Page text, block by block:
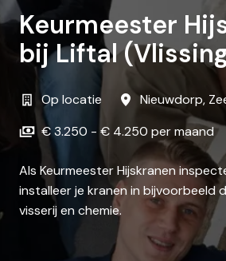
Keurmeester
bij Liftal
Op locatie Nieuwdorp,
€ 3.250 - € 4.250 per maand
Als Keurmeester Hijskranen
installeer je kranen in bijvoorbeeld
visserij en chemie.